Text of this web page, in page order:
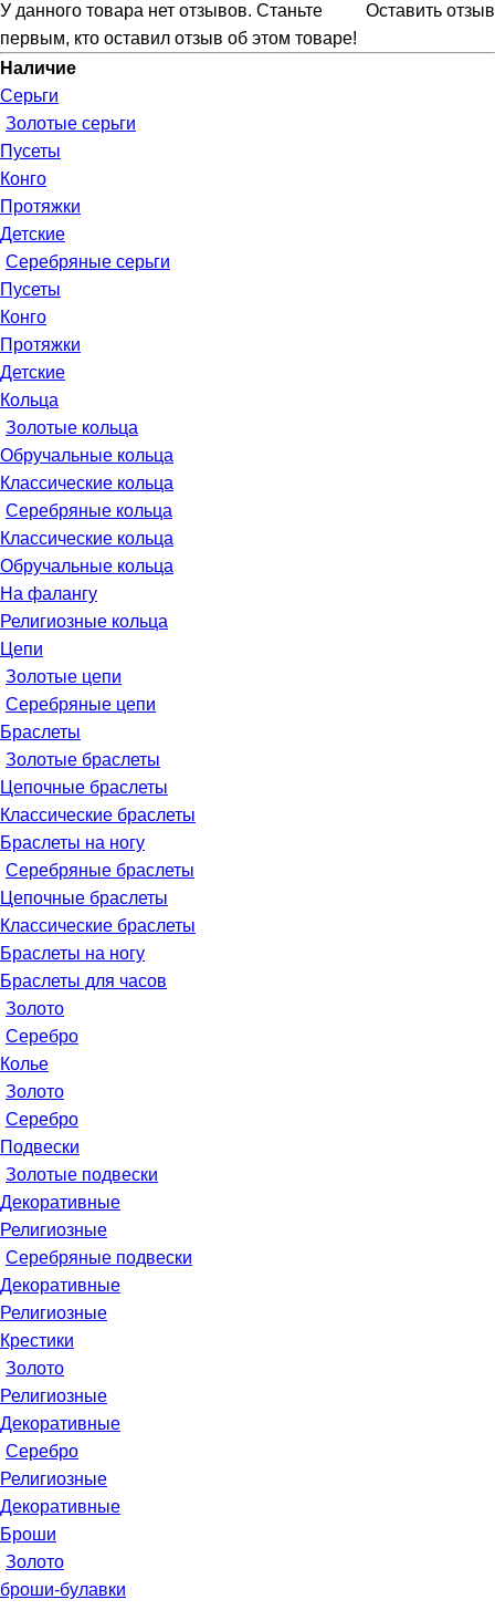
Оставить отзыв
У данного товара нет отзывов. Станьте
первым, кто оставил отзыв об этом товаре!
Наличие
Серьги
Золотые серьги
Пусеты
Конго
Протяжки
Детские
Серебряные серьги
Пусеты
Конго
Протяжки
Детские
Кольца
Золотые кольца
Обручальные кольца
Классические кольца
Серебряные кольца
Классические кольца
Обручальные кольца
На фалангу
Религиозные кольца
Цепи
Золотые цепи
Серебряные цепи
Браслеты
Золотые браслеты
Цепочные браслеты
Классические браслеты
Браслеты на ногу
Серебряные браслеты
Цепочные браслеты
Классические браслеты
Браслеты на ногу
Браслеты для часов
Золото
Серебро
Колье
Золото
Серебро
Подвески
Золотые подвески
Декоративные
Религиозные
Серебряные подвески
Декоративные
Религиозные
Крестики
Золото
Религиозные
Декоративные
Серебро
Религиозные
Декоративные
Броши
Золото
броши-булавки